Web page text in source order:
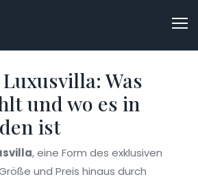
Was
und wo es in
ist
,eine Form des exklusiven
und Preis hinaus durch